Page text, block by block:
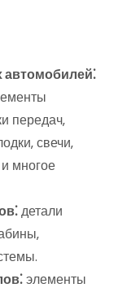
автомобилей⁚
передач‚
свечи‚
многое
детали
элементы